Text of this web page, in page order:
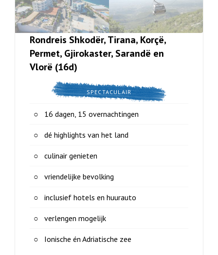
Rondreis Shkodër, Tirana, Korçë,
Permet, Gjirokaster, Sarandë en
Vlorë (16d)
SPECTACULAIR
16 dagen, 15 overnachtingen
dé highlights van het land
culinair genieten
vriendelijke bevolking
inclusief hotels en huurauto
verlengen mogelijk
Ionische én Adriatische zee